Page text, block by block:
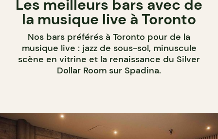
Les meilleurs bars avec de
la musique live à Toronto
Nos bars préférés à Toronto pour de la
musique live : jazz de sous-sol, minuscule
scène en vitrine et la renaissance du Silver
Dollar Room sur Spadina.